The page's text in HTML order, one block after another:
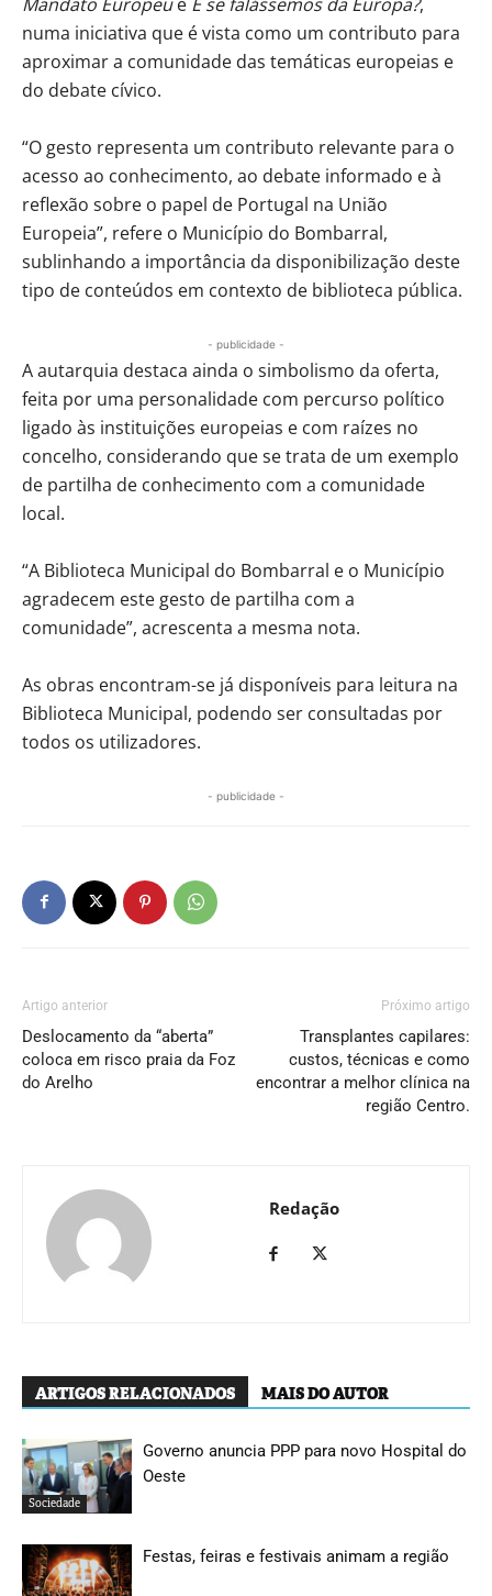
numa iniciativa que é vista como um contributo para
aproximar a comunidade das temáticas europeias e
do debate cívico.
“O gesto representa um contributo relevante para o
acesso ao conhecimento, ao debate informado e à
reflexão sobre o papel de Portugal na União
Europeia”, refere o Município do Bombarral,
sublinhando a importância da disponibilização deste
tipo de conteúdos em contexto de biblioteca pública.
- publicidade -
A autarquia destaca ainda o simbolismo da oferta,
feita por uma personalidade com percurso político
ligado às instituições europeias e com raízes no
concelho, considerando que se trata de um exemplo
de partilha de conhecimento com a comunidade
local.
“A Biblioteca Municipal do Bombarral e o Município
agradecem este gesto de partilha com a
comunidade”, acrescenta a mesma nota.
As obras encontram-se já disponíveis para leitura na
Biblioteca Municipal, podendo ser consultadas por
todos os utilizadores.
- publicidade -
Artigo anterior
Deslocamento da “aberta”
coloca em risco praia da Foz
do Arelho
Próximo artigo
Transplantes capilares:
custos, técnicas e como
encontrar a melhor clínica na
região Centro.
Redação
ARTIGOS RELACIONADOS MAIS DO AUTOR
Sociedade
Governo anuncia PPP para novo Hospital do
Oeste
Festas, feiras e festivais animam a região